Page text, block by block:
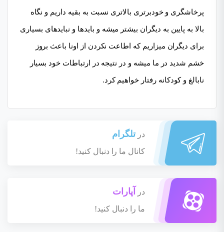
پرخاشگری و خودبرتری بالاتری نسبت به بقیه داریم و نگاه
بالا به پایین به دیگران بیشتر میشه و بایدها و نبایدهای بسیاری
برای دیگران میزاریم که اطاعت نکردن از اونا باعث بروز
خشم شدید در ما میشه و در نتیجه در ارتباطات خود بسیار
نابالغ و کودکانه رفتار خواهیم کرد.
در تلگرام
کانال ما را دنبال کنید!
در آپارات
ما را دنبال کنید!